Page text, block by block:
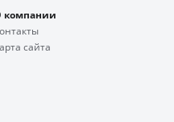
компании
сайта